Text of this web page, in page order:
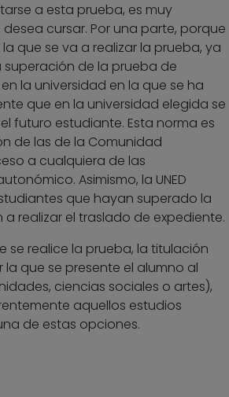
a esta prueba, es muy
cursar. Por una parte, porque
que se va a realizar la prueba, ya
de la prueba de
la universidad en la que se ha
que en la universidad elegida se
futuro estudiante. Esta norma es
de las de la Comunidad
a cualquiera de las
Asimismo, la UNED
que hayan superado la
realizar el traslado de expediente.
realice la prueba, la titulación
que se presente el alumno al
ciencias sociales o artes),
aquellos estudios
de estas opciones.